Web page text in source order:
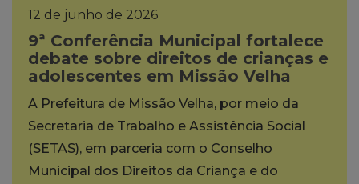
12 de junho de 2026
9ª Conferência Municipal fortalece
debate sobre direitos de crianças e
adolescentes em Missão Velha
A Prefeitura de Missão Velha, por meio da
Secretaria de Trabalho e Assistência Social
(SETAS), em parceria com o Conselho
Municipal dos Direitos da Criança e do